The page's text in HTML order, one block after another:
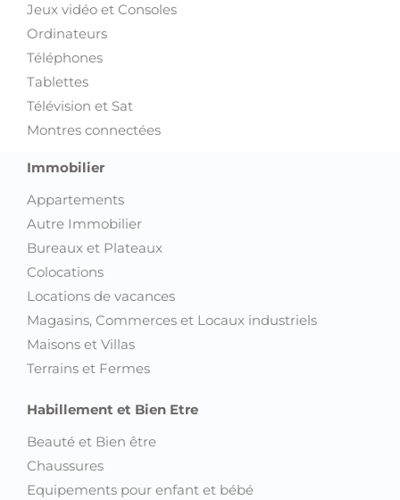
Jeux vidéo et Consoles
Ordinateurs
Téléphones
Tablettes
Télévision et Sat
Montres connectées
Immobilier
Appartements
Autre Immobilier
Bureaux et Plateaux
Colocations
Locations de vacances
Magasins, Commerces et Locaux industriels
Maisons et Villas
Terrains et Fermes
Habillement et Bien Etre
Beauté et Bien être
Chaussures
Equipements pour enfant et bébé